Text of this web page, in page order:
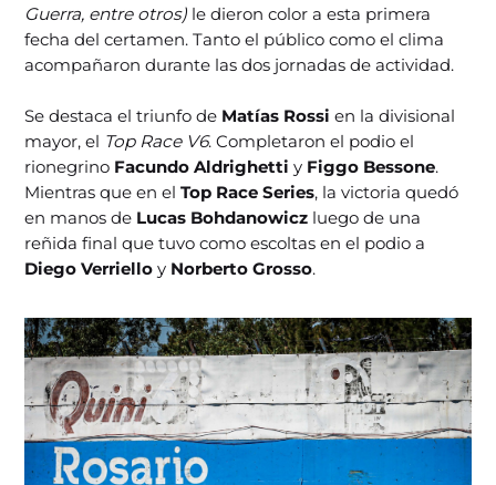
Guerra, entre otros) le dieron color a esta primera
fecha del certamen. Tanto el público como el clima
acompañaron durante las dos jornadas de actividad.
Se destaca el triunfo de Matías Rossi en la divisional
mayor, el Top Race V6. Completaron el podio el
rionegrino Facundo Aldrighetti y Figgo Bessone.
Mientras que en elTop Race Series, la victoria quedó
en manos de Lucas Bohdanowicz luego de una
reñida final que tuvo como escoltas en el podio a
Diego Verriello y Norberto Grosso.